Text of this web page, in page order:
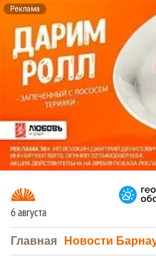
Реклама
6 августа
Главная Новости